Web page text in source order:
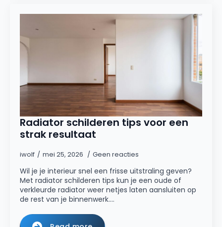
Radiator schilderen tips voor een
strak resultaat
iwolf mei 25, 2026 Geen reacties
Wil je je interieur snel een frisse uitstraling geven?
Met radiator schilderen tips kun je een oude of
verkleurde radiator weer netjes laten aansluiten op
de rest van je binnenwerk.…